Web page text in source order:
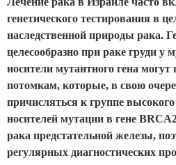
генетического тестирования в
наследственной природы рака.
целесообразно при раке груди у
носители мутантного гена могут
потомкам, которые, в свою
причисляться к группе
носителей мутации в гене
рака предстательной железы,
регулярных диагностических